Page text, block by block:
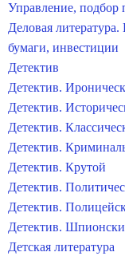
Управление, подбор
Деловая
бумаги, инвестиции
Детектив
Детектив.
Детектив.
Детектив.
Детектив.
Детектив. Крутой
Детектив.
Детектив.
Детектив.
Детская литература